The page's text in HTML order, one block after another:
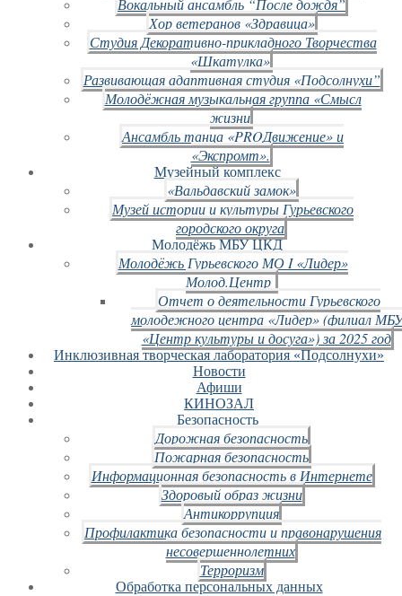
Вокальный ансамбль “После дождя”
Хор ветеранов «Здравица»
Студия Декоративно-прикладного Творчества
«Шкатулка»
Развивающая адаптивная студия «Подсолнухи”
Молодёжная музыкальная группа «Смысл
жизни
Ансамбль танца «PROДвижение» и
«Экспромт».
Музейный комплекс
«Вальдавский замок»
Музей истории и культуры Гурьевского
городского округа
Молодёжь МБУ ЦКД
Молодёжь Гурьевского МО I «Лидер»
Молод.Центр
Отчет о деятельности Гурьевского
молодежного центра «Лидер» (филиал
«Центр культуры и досуга») за 2025 год
Инклюзивная творческая лаборатория «Подсолнухи»
Новости
Афиши
КИНОЗАЛ
Безопасность
Дорожная безопасность
Пожарная безопасность
Информационная безопасность в Интернете
Здоровый образ жизни
Антикоррупция
Профилактика безопасности и правонарушения
несовершеннолетних
Терроризм
Обработка персональных данных